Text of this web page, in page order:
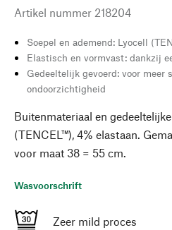
Artikel nummer 218204
Soepel en ademend: Lyocell
Elastisch en vormvast: dankzij
Gedeeltelijk gevoerd: voor meer
ondoorzichtigheid
Buitenmateriaal en
(TENCEL™), 4% elastaan.
voor maat 38 = 55 cm.
Wasvoorschrift
Zeer mild proces